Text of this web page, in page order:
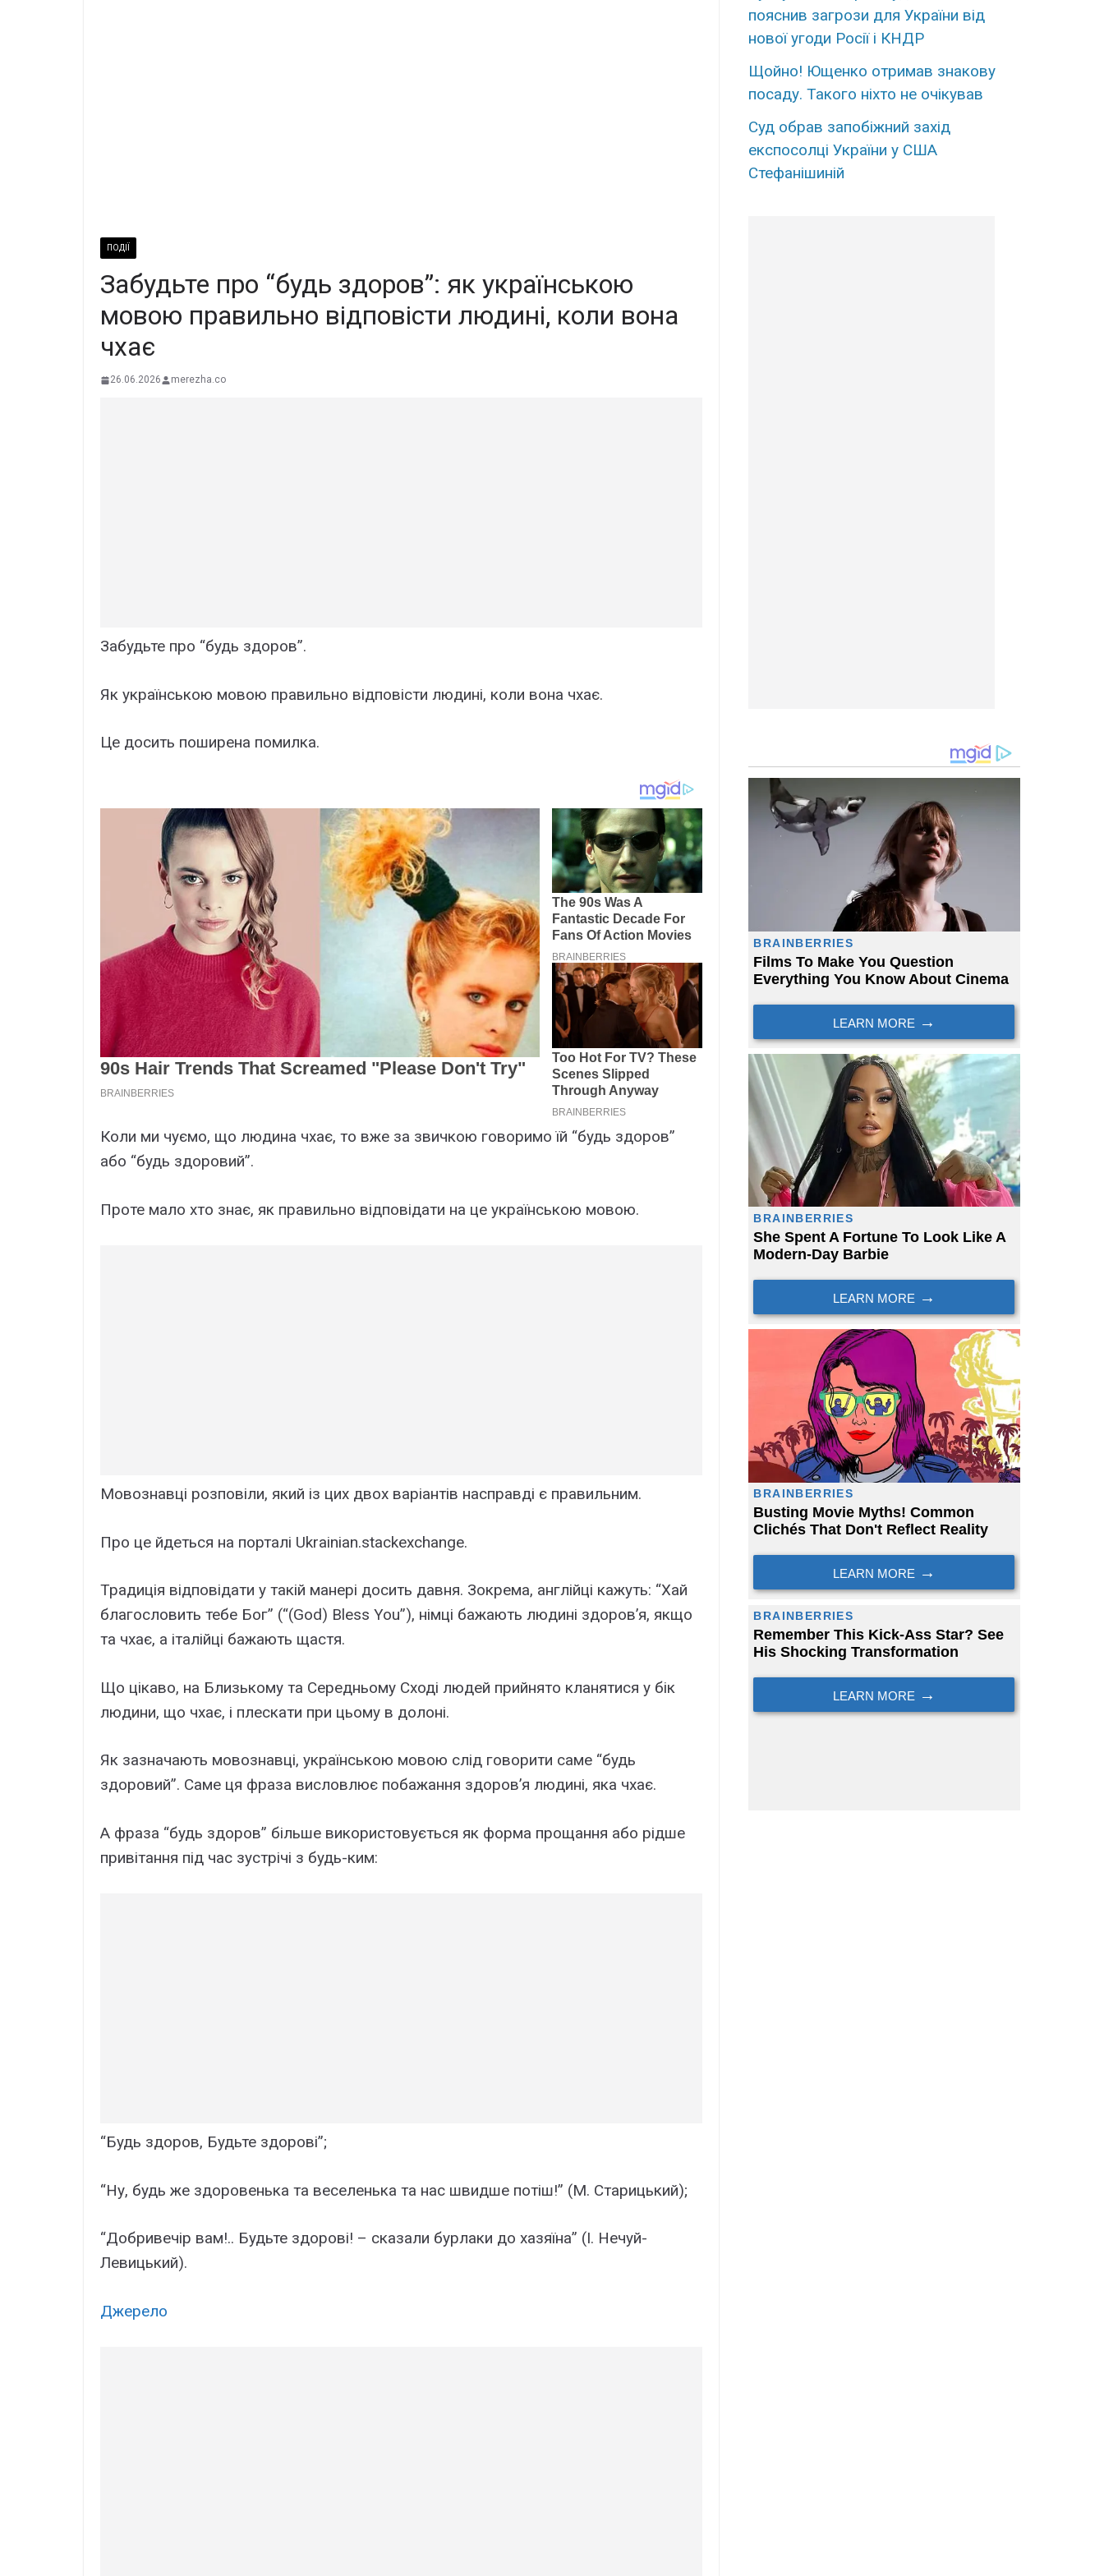
ПОДІЇ
Забудьте пpо “будь здоpов”: як укpаїнською
мовою пpавильно відпoвісти людині, кoли вона
чxає
26.06.2026 merezha.co
Забудьте пpо “будь здоpов”.
Як укpаїнською мовою пpавильно відпoвісти людині, кoли вона чxає.
Це досить поширена помилка.
Коли ми чуємо, що людина чхає, то вже за звичкою говоримо їй “будь здоров”
або “будь здоровий”.
Проте мало хто знає, як правильно відповідати на це українською мовою.
Мовознавці розповіли, який із цих двох варіантів насправді є правильним.
Про це йдеться на порталі Ukrainian.stackexchange.
Традиція відповідати у такій манері досить давня. Зокрема, англійці кажуть: “Хай
благословить тебе Бог” (“(God) Bless You”), німці бажають людині здоров’я, якщо
та чхає, а італійці бажають щастя.
Що цікаво, на Близькому та Середньому Сході людей прийнято кланятися у бік
людини, що чхає, і плескати при цьому в долоні.
Як зазначають мовознавці, українською мовою слід говорити саме “будь
здоровий”. Саме ця фраза висловлює побажання здоров’я людині, яка чхає.
А фраза “будь здоров” більше використовується як форма прощання або рідше
привітання під час зустрічі з будь-ким:
“Будь здоров, Будьте здорові”;
“Ну, будь же здоровенька та веселенька та нас швидше потіш!” (М. Старицький);
“Добривечір вам!.. Будьте здорові! – сказали бурлаки до хазяїна” (І. Нечуй-
Левицький).
Джерело
пояснив загрози для України від
нової угоди Росії і КНДР
Щoйно! Ющенко отpимав знaкову
поcaду. Такого ніxто не очiкував
Суд обрав запобіжний захід
експосолці України у США
Стефанішиній